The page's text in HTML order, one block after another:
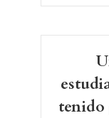
tenido